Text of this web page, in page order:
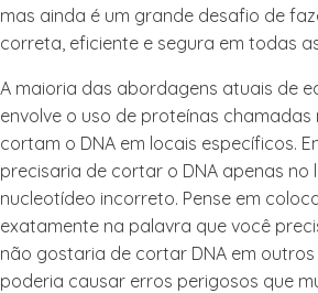
mas ainda é um grande desafio de
correta, eficiente e segura em todas
A maioria das abordagens atuais de
envolve o uso de proteínas chamadas
cortam o DNA em locais específicos.
precisaria de cortar o DNA apenas no
nucleotídeo incorreto. Pense em
exatamente na palavra que você
não gostaria de cortar DNA em
poderia causar erros perigosos que